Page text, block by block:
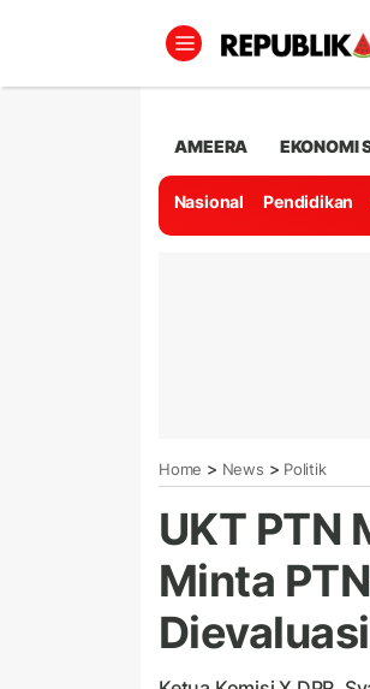
AMEERA EKONOMI
Nasional Pendidikan
Home > News > Politik
UKT PTN
Minta
Dievaluasi